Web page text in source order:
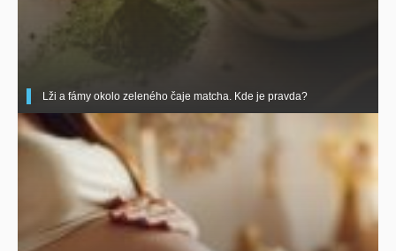
Lži a fámy okolo zeleného čaje matcha. Kde je pravda?